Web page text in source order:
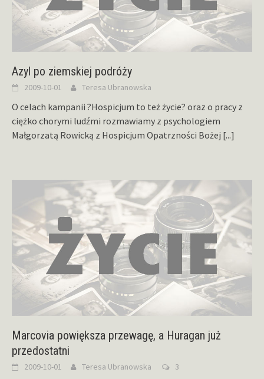
Azyl po ziemskiej podróży
2009-10-01 Teresa Ubranowska
O celach kampanii ?Hospicjum to też życie? oraz o pracy z
ciężko chorymi ludźmi rozmawiamy z psychologiem
Małgorzatą Rowicką z Hospicjum Opatrzności Bożej [...]
Marcovia powiększa przewagę, a Huragan już
przedostatni
2009-10-01 Teresa Ubranowska 3